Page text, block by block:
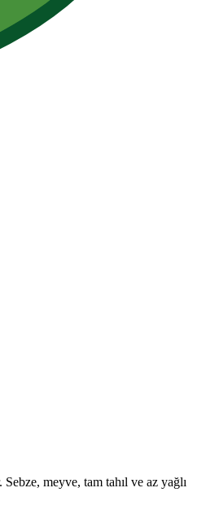
meyve, tam tahıl ve az yağlı